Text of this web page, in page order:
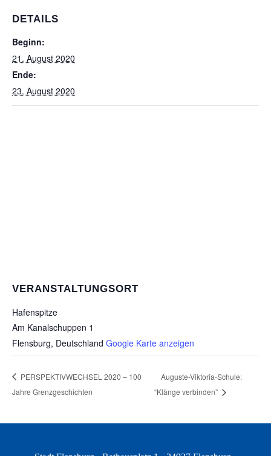
DETAILS
Beginn:
21. August 2020
Ende:
23. August 2020
VERANSTALTUNGSORT
Hafenspitze
Am Kanalschuppen 1
Flensburg, Deutschland Google Karte anzeigen
PERSPEKTIVWECHSEL 2020 – 100
Jahre Grenzgeschichten
Auguste-Viktoria-Schule:
“Klänge verbinden”